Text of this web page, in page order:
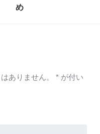
め
ありません。 *が付い